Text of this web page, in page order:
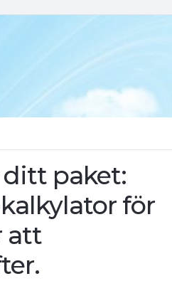
paket:
för
att